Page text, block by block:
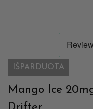
IŠPARDUOTA
Mango Ice